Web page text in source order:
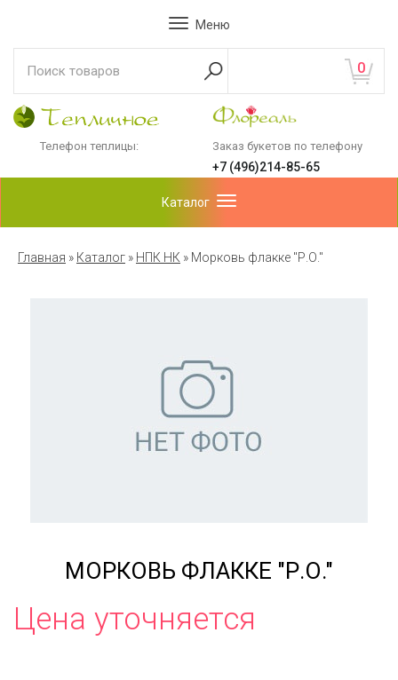
Меню
0
Телефон теплицы: Заказ букетов по телефону
+7 (496)214-85-65
Каталог
Главная » Каталог » НПК НК » Морковь флакке "Р.О."
МОРКОВЬ ФЛАККЕ "Р.О."
Цена уточняется